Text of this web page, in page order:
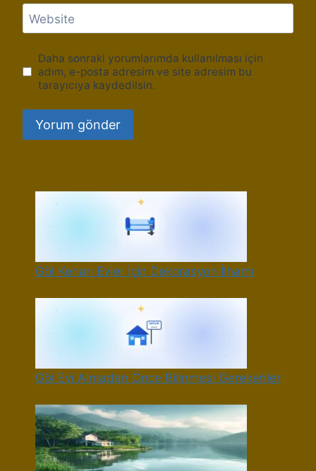
Website
Daha sonraki yorumlarımda kullanılması için
adım, e-posta adresim ve site adresim bu
tarayıcıya kaydedilsin.
Göl Kenarı Evler İçin Dekorasyon İlhamı
Göl Evi Almadan Önce Bilinmesi Gerekenler